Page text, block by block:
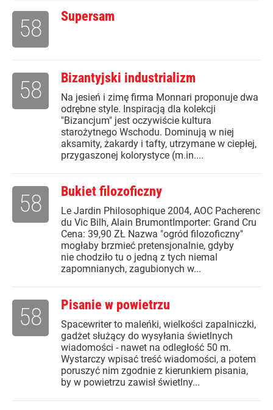
Supersam
58
Bizantyjski industrializm
Na jesień i zimę firma Monnari proponuje dwa
odrębne style. Inspiracją dla kolekcji
"Bizancjum" jest oczywiście kultura
starożytnego Wschodu. Dominują w niej
aksamity, żakardy i tafty, utrzymane w ciepłej,
przygaszonej kolorystyce (m.in....
58
Bukiet filozoficzny
Le Jardin Philosophique 2004, AOC Pacherenc
du Vic Bilh, Alain BrumontImporter: Grand Cru
Cena: 39,90 ZŁ Nazwa "ogród filozoficzny"
mogłaby brzmieć pretensjonalnie, gdyby
nie chodziło tu o jedną z tych niemal
zapomnianych, zagubionych w...
58
Pisanie w powietrzu
Spacewriter to maleńki, wielkości zapalniczki,
gadżet służący do wysyłania świetlnych
wiadomości - nawet na odległość 50 m.
Wystarczy wpisać treść wiadomości, a potem
poruszyć nim zgodnie z kierunkiem pisania,
by w powietrzu zawisł świetlny...
58